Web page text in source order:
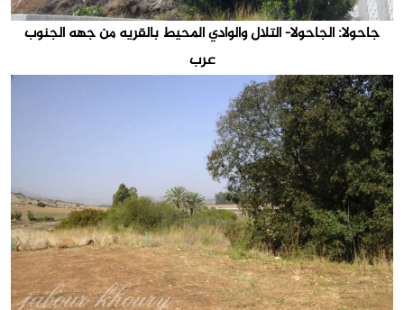
جاحولا: الجاحولا- التلال والوادي المحيط بالقريه من جهه الجنوب
عرب